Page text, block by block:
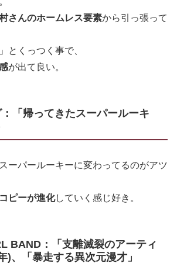
さんのホームレス要素から引っ張って
とくっつく事で、
が出て良い。
「帰ってきたスーパールーキ
ーパールーキーに変わってるのがアツ
ピーが進化していく感じ好き。
BAND：「支離滅裂のアーティ
)、「暴走する異次元漫才」